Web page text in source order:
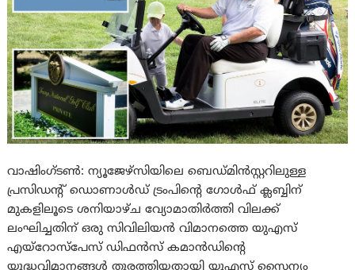
വാഷിംഗ്ടൺ: ന്യൂജേഴ്‌സിയിലെ ബെഡ്മിൻസ്റ്ററിലുള്ള
പ്രസിഡന്റ് ഡൊണാൾഡ് ട്രംപിന്റെ ഗോൾഫ് ക്ലബ്ബിന്
മുകളിലൂടെ ശനിയാഴ്ച വ്യോമാതിർത്തി വിലക്ക്
ലംഘിച്ചതിന് ഒരു സിവിലിയൻ വിമാനത്തെ യുഎസ്
എയ്‌റോസ്‌പേസ് ഡിഫൻസ് കമാൻഡിന്റെ